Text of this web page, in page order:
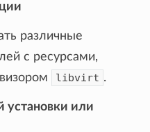
различные
с ресурсами,
libvirt .
установки или